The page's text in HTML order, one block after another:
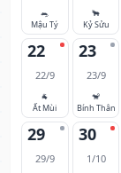
🐀
Mậu Tý
🐂
Kỷ Sửu
22
22/9
🐐
Ất Mùi
23
23/9
🐒
Bính Thân
29
29/9
30
1/10